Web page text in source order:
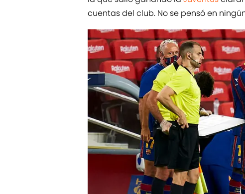
cuentas del club. No se pensó en